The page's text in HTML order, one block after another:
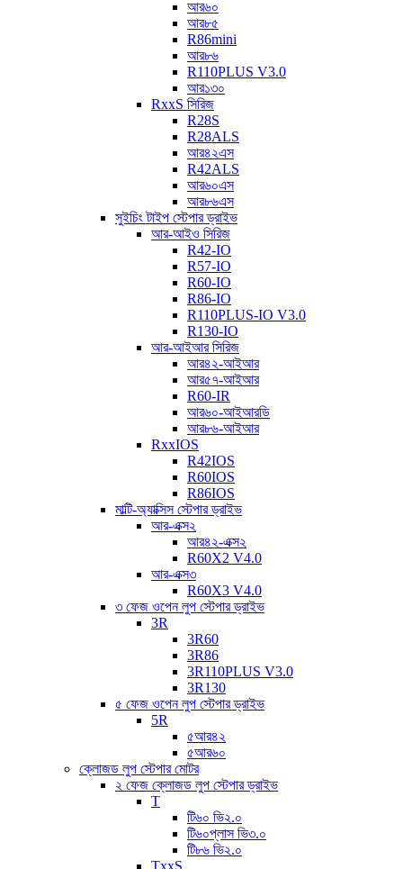
আর৬০
আর৮৫
R86mini
আর৮৬
R110PLUS V3.0
আর১৩০
RxxS সিরিজ
R28S
R28ALS
আর৪২এস
R42ALS
আর৬০এস
আর৮৬এস
সুইচিং টাইপ স্টেপার ড্রাইভ
আর-আইও সিরিজ
R42-IO
R57-IO
R60-IO
R86-IO
R110PLUS-IO V3.0
R130-IO
আর-আইআর সিরিজ
আর৪২-আইআর
আর৫৭-আইআর
R60-IR
আর৬০-আইআরডি
আর৮৬-আইআর
RxxIOS
R42IOS
R60IOS
R86IOS
মাল্টি-অ্যাক্সিস স্টেপার ড্রাইভ
আর-এক্স২
আর৪২-এক্স২
R60X2 V4.0
আর-এক্স৩
R60X3 V4.0
৩ ফেজ ওপেন লুপ স্টেপার ড্রাইভ
3R
3R60
3R86
3R110PLUS V3.0
3R130
৫ ফেজ ওপেন লুপ স্টেপার ড্রাইভ
5R
৫আর৪২
৫আর৬০
ক্লোজড লুপ স্টেপার মোটর
২ ফেজ ক্লোজড লুপ স্টেপার ড্রাইভ
T
টি৬০ ভি২.০
টি৬০প্লাস ভি৩.০
টি৮৬ ভি২.০
TxxS